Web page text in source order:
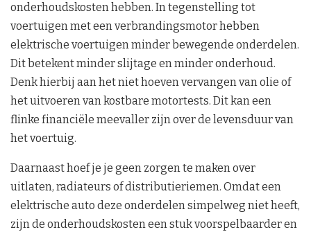
onderhoudskosten hebben. In tegenstelling tot
voertuigen met een verbrandingsmotor hebben
elektrische voertuigen minder bewegende onderdelen.
Dit betekent minder slijtage en minder onderhoud.
Denk hierbij aan het niet hoeven vervangen van olie of
het uitvoeren van kostbare motortests. Dit kan een
flinke financiële meevaller zijn over de levensduur van
het voertuig.
Daarnaast hoef je je geen zorgen te maken over
uitlaten, radiateurs of distributieriemen. Omdat een
elektrische auto deze onderdelen simpelweg niet heeft,
zijn de onderhoudskosten een stuk voorspelbaarder en